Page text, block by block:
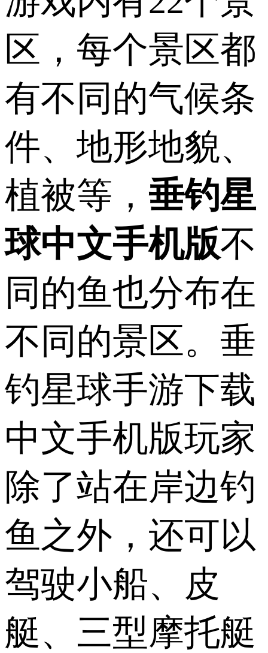
区，每个景区都
有不同的气候条
件、地形地貌、
植被等， 垂钓星
球中文手机版不
同的鱼也分布在
不同的景区。垂
钓星球手游下载
中文手机版玩家
除了站在岸边钓
鱼之外，还可以
驾驶小船、皮
艇、三型摩托艇